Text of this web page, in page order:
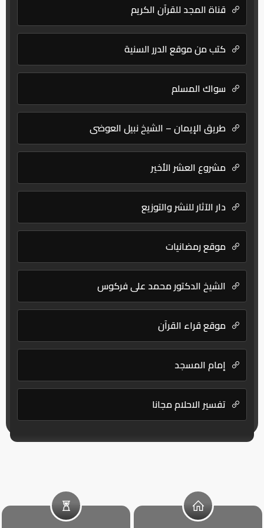
قناة المجد للقرآن الكريم
كتب من موقع الدرر السنية
سواك المسلم
طريق الإيمان – الشيخ نبيل العوضي
مشروع العشر الأخير
دار الآثار للنشر والتوزيع
موقع رمضانيات
الشيخ الدكتور محمد علي فركوس
موقع قراء القرآن
إمام المسجد
تفسير الاحلام مجانا